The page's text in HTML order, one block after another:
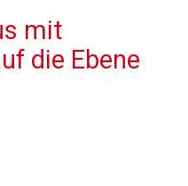
mit
die Ebene